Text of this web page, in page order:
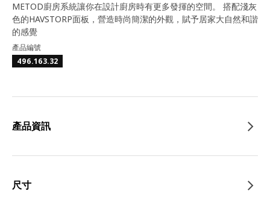
METOD廚房系統讓你在設計廚房時有更多發揮的空間。 搭配淺灰
色的HAVSTORP面板，營造時尚簡潔的外觀，賦予居家大自然和諧
的感覺
產品編號
496.163.32
產品資訊
尺寸